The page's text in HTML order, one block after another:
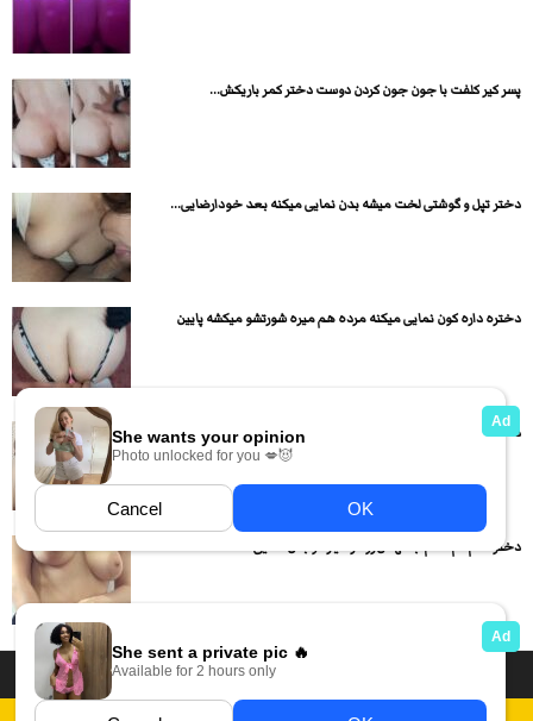
پسر کیر کلفت با جون جون کردن دوست دختر کمر باریکش...
دختر تپل و گوشتی لخت میشه بدن نمایی میکنه بعد خودارضایی...
دختره داره کون نمایی میکنه مرده هم میره شورتشو میکشه پایین
دختره کوص و کونش رو نشون میده بعد دسته شانه رو...
دختره کم کم تمام لباسهاش رو در میاره و بدن نمایی...